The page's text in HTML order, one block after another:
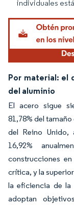
individuales
Por material: el
del aluminio
El acero sigue
81,78% del
del Reino Unido,
16,92%
construcciones
crítica, y la
la eficiencia de la
adoptan